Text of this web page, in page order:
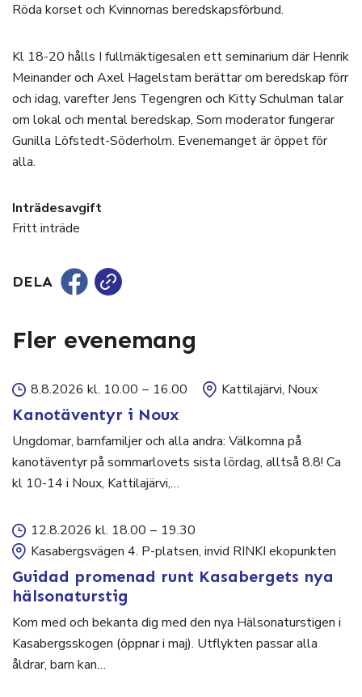
Röda korset och Kvinnornas beredskapsförbund.
Kl 18-20 hålls I fullmäktigesalen ett seminarium där Henrik
Meinander och Axel Hagelstam berättar om beredskap förr
och idag, varefter Jens Tegengren och Kitty Schulman talar
om lokal och mental beredskap, Som moderator fungerar
Gunilla Löfstedt-Söderholm. Evenemanget är öppet för
alla.
Inträdesavgift
Fritt inträde
DELA
Fler evenemang
8.8.2026 kl. 10.00 – 16.00 Kattilajärvi, Noux
Kanotäventyr i Noux
Ungdomar, barnfamiljer och alla andra: Välkomna på
kanotäventyr på sommarlovets sista lördag, alltså 8.8! Ca
kl 10-14 i Noux, Kattilajärvi,…
12.8.2026 kl. 18.00 – 19.30
Kasabergsvägen 4. P-platsen, invid RINKI ekopunkten
Guidad promenad runt Kasabergets nya
hälsonaturstig
Kom med och bekanta dig med den nya Hälsonaturstigen i
Kasabergsskogen (öppnar i maj). Utflykten passar alla
åldrar, barn kan…